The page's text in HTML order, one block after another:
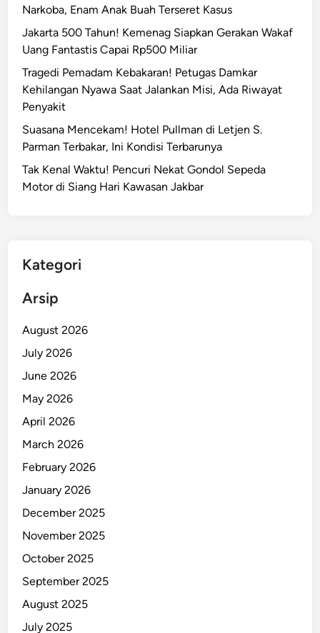
Narkoba, Enam Anak Buah Terseret Kasus
Jakarta 500 Tahun! Kemenag Siapkan Gerakan Wakaf
Uang Fantastis Capai Rp500 Miliar
Tragedi Pemadam Kebakaran! Petugas Damkar
Kehilangan Nyawa Saat Jalankan Misi, Ada Riwayat
Penyakit
Suasana Mencekam! Hotel Pullman di Letjen S.
Parman Terbakar, Ini Kondisi Terbarunya
Tak Kenal Waktu! Pencuri Nekat Gondol Sepeda
Motor di Siang Hari Kawasan Jakbar
Kategori
Arsip
August 2026
July 2026
June 2026
May 2026
April 2026
March 2026
February 2026
January 2026
December 2025
November 2025
October 2025
September 2025
August 2025
July 2025